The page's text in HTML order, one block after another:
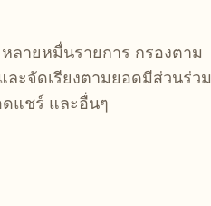
ลายหมื่นรายการ กรองตาม
ละจัดเรียงตามยอดมีส่วนร่วม
แชร์ และอื่นๆ